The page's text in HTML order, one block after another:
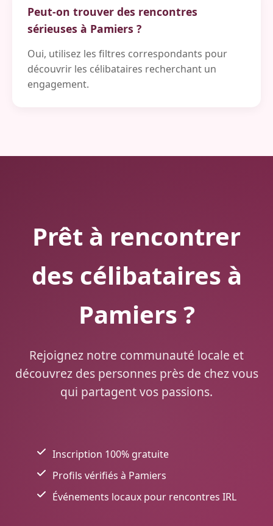
Peut-on trouver des rencontres
sérieuses à Pamiers ?
Oui, utilisez les filtres correspondants pour
découvrir les célibataires recherchant un
engagement.
Prêt à rencontrer
des célibataires à
Pamiers ?
Rejoignez notre communauté locale et
découvrez des personnes près de chez vous
qui partagent vos passions.
Inscription 100% gratuite
Profils vérifiés à Pamiers
Événements locaux pour rencontres IRL